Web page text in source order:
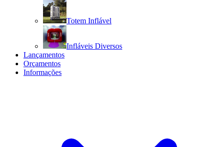
Totem Inflável
Infláveis Diversos
Lançamentos
Orçamentos
Informações